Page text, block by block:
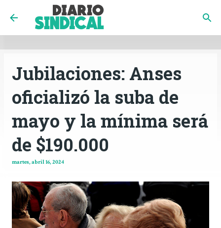
INICIO CÓRDOBA
Ir al contenido principal
Jubilaciones: Anses
oficializó la suba de
mayo y la mínima será
de $190.000
martes, abril 16, 2024